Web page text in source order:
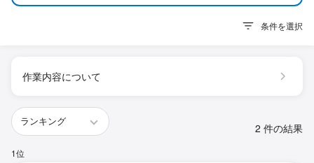
条件を選択
作業内容について
2 件の結果
1位